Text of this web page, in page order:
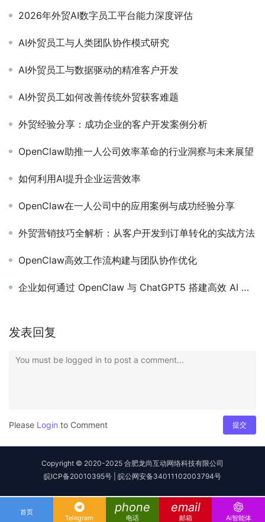
2026年外贸AI数字员工平台能力深度评估
AI外贸员工与人类团队协作模式研究
AI外贸员工与数据驱动的精准客户开发
AI外贸员工如何改善传统外贸获客难题
外贸经验分享：成功企业的客户开发案例分析
OpenClaw助推一人公司效率革命的行业洞察与未来展望
如何利用AI提升企业运营效率
OpenClaw在一人公司中的应用案例与成功经验分享
外贸营销技巧全解析：从客户开发到订单转化的实战方法
OpenClaw高效工作流构建与团队协作优化
企业如何通过 OpenClaw 与 ChatGPT5 搭建高效 AI 数字员工系统
发表回复
You must be logged in to post a comment...
Please Login to Comment 提交
Copyright © 2020-2025 合肥龙尚互动网络科技有限公司
皖ICP备20010395号
皖公网安备34011102003794号
首页
Telegram
phone
电话
email
邮箱 Ai智能体